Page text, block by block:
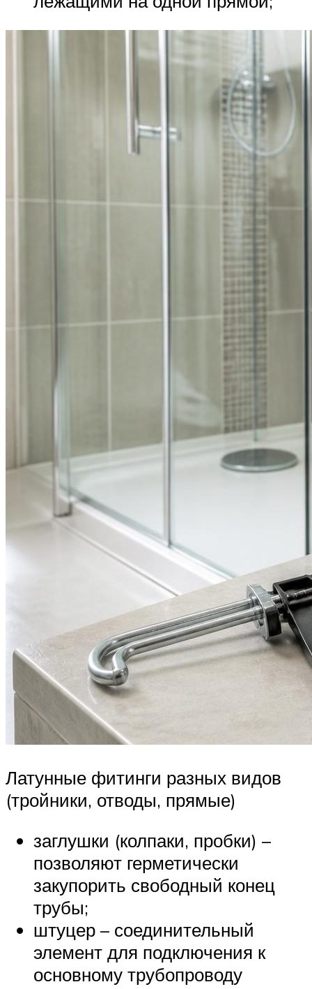
Латунные фитинги разных видов
(тройники, отводы, прямые)
заглушки (колпаки, пробки) –
позволяют герметически
закупорить свободный конец
трубы;
штуцер – соединительный
элемент для подключения к
основному трубопроводу